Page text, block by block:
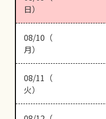
日）
08/10（
月）
08/11（
火）